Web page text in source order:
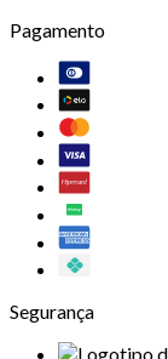
Pagamento
Segurança